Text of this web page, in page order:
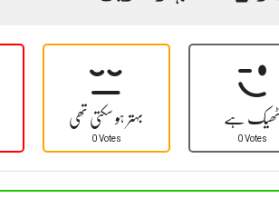
بہتر ہو سکتی تھی
0 Votes
ہے
0 Votes